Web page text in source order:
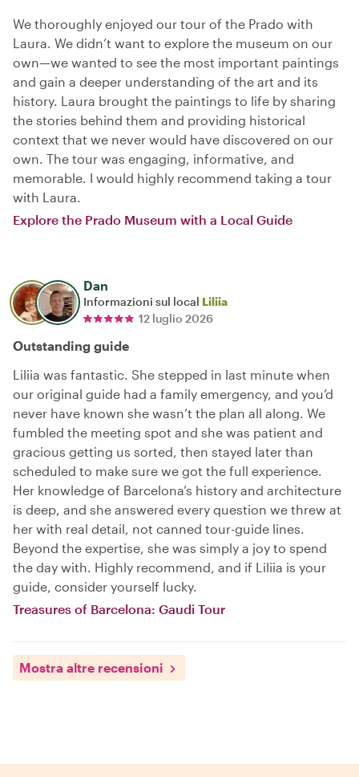
We thoroughly enjoyed our tour of the Prado with
Laura. We didn’t want to explore the museum on our
own—we wanted to see the most important paintings
and gain a deeper understanding of the art and its
history. Laura brought the paintings to life by sharing
the stories behind them and providing historical
context that we never would have discovered on our
own. The tour was engaging, informative, and
memorable. I would highly recommend taking a tour
with Laura.
Explore the Prado Museum with a Local Guide
Dan
Informazioni sul local Liliia
12 luglio 2026
Outstanding guide
Liliia was fantastic. She stepped in last minute when
our original guide had a family emergency, and you’d
never have known she wasn’t the plan all along. We
fumbled the meeting spot and she was patient and
gracious getting us sorted, then stayed later than
scheduled to make sure we got the full experience.
Her knowledge of Barcelona’s history and architecture
is deep, and she answered every question we threw at
her with real detail, not canned tour-guide lines.
Beyond the expertise, she was simply a joy to spend
the day with. Highly recommend, and if Liliia is your
guide, consider yourself lucky.
Treasures of Barcelona: Gaudi Tour
Mostra altre recensioni